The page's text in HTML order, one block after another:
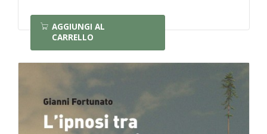
AGGIUNGI AL
CARRELLO